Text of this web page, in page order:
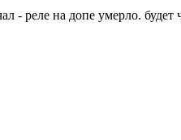
- реле на допе умерло. будет